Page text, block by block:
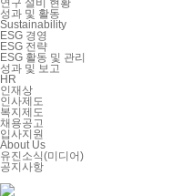
연구 설비 현황
성과 및 활동
Sustainability
ESG 경영
ESG 전략
ESG 활동 및 관리
성과 및 보고
HR
인재상
인사제도
복지제도
채용공고
입사지원
About Us
유진소식(미디어)
공지사항